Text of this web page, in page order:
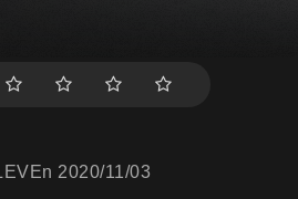
2020/11/03